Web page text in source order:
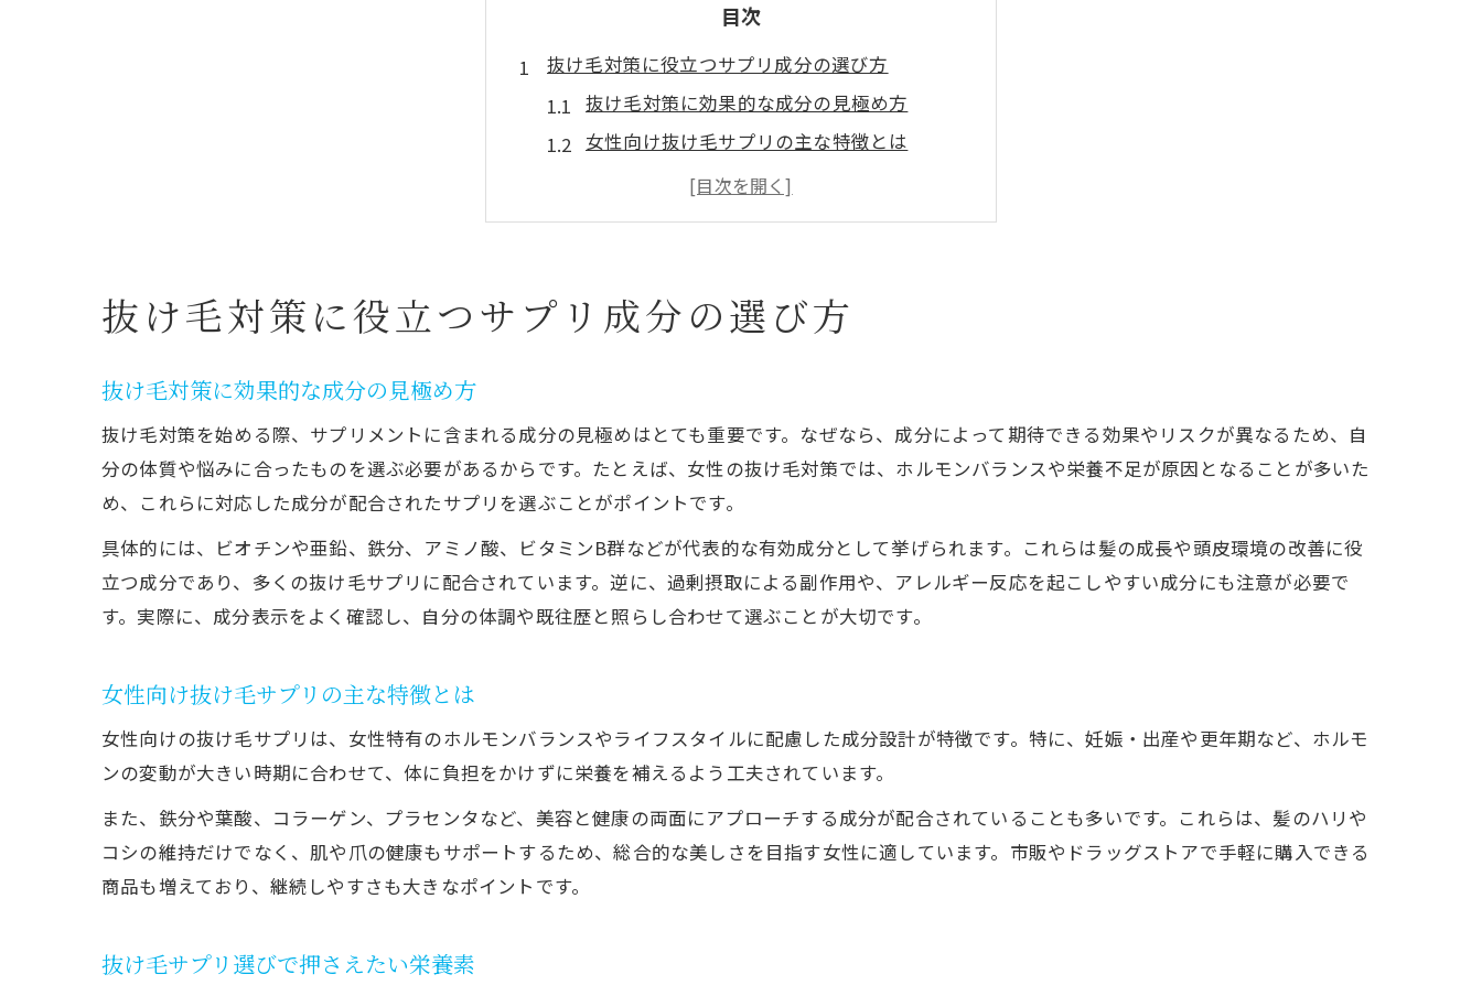
目次
抜け毛対策に役立つサプリ成分の選び方
抜け毛対策に効果的な成分の見極め方
女性向け抜け毛サプリの主な特徴とは
抜け毛サプリ選びで押さえたい栄養素
亜鉛とビオチンが抜け毛対策に重要な理由
女性向け抜け毛サプリの実感ポイント
抜け毛対策で感じる変化とサプリの実力
抜け毛サプリの実感が表れるタイミング
継続で実感する抜け毛対策のポイント
抜け毛対策サプリで髪のボリュームを復活
栄養補給が導く抜け毛対策の具体的な効果
亜鉛やビオチンで始める抜け毛対策法
抜け毛サプリ亜鉛配合の必要性と選び方
抜け毛対策に役立つサプリ成分の選び方
抜け毛対策に効果的な成分の見極め方
抜け毛対策を始める際、サプリメントに含まれる成分の見極めはとても重要です。なぜなら、成分によって期待できる効果やリスクが異なるため、自
分の体質や悩みに合ったものを選ぶ必要があるからです。たとえば、女性の抜け毛対策では、ホルモンバランスや栄養不足が原因となることが多いた
め、これらに対応した成分が配合されたサプリを選ぶことがポイントです。
具体的には、ビオチンや亜鉛、鉄分、アミノ酸、ビタミンB群などが代表的な有効成分として挙げられます。これらは髪の成長や頭皮環境の改善に役
立つ成分であり、多くの抜け毛サプリに配合されています。逆に、過剰摂取による副作用や、アレルギー反応を起こしやすい成分にも注意が必要で
す。実際に、成分表示をよく確認し、自分の体調や既往歴と照らし合わせて選ぶことが大切です。
女性向け抜け毛サプリの主な特徴とは
女性向けの抜け毛サプリは、女性特有のホルモンバランスやライフスタイルに配慮した成分設計が特徴です。特に、妊娠・出産や更年期など、ホルモ
ンの変動が大きい時期に合わせて、体に負担をかけずに栄養を補えるよう工夫されています。
また、鉄分や葉酸、コラーゲン、プラセンタなど、美容と健康の両面にアプローチする成分が配合されていることも多いです。これらは、髪のハリや
コシの維持だけでなく、肌や爪の健康もサポートするため、総合的な美しさを目指す女性に適しています。市販やドラッグストアで手軽に購入できる
商品も増えており、継続しやすさも大きなポイントです。
抜け毛サプリ選びで押さえたい栄養素